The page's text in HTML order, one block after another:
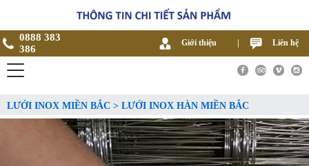
0888 383
386
Giới thiệu Liên hệ
LƯỚI INOX MIỀN BẮC > LƯỚI INOX HÀN MIỀN BẮC